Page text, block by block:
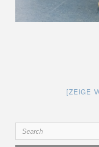
[ZEIGE
Search
for: